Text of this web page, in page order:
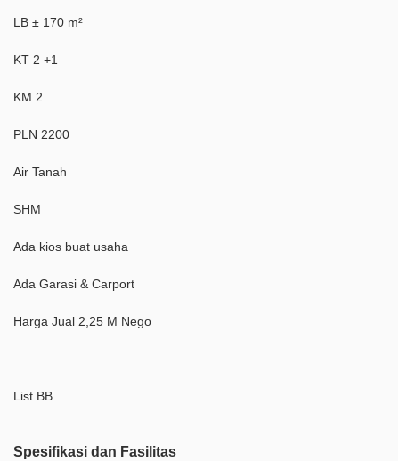
LB ± 170 m²
KT 2 +1
KM 2
PLN 2200
Air Tanah
SHM
Ada kios buat usaha
Ada Garasi & Carport
Harga Jual 2,25 M Nego
List BB
Spesifikasi dan Fasilitas